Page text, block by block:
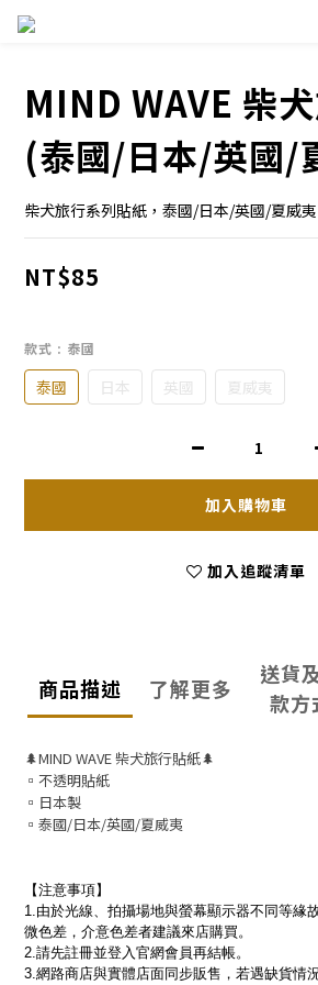
MIND WAVE 柴
(泰國/日本/英國/
柴犬旅行系列貼紙，泰國/日本/英國/夏威夷
NT$85
款式 : 泰國
泰國 日本 英國 夏威夷
加入購物車
加入追蹤清單
商品描述 了解更多
送貨
款方
🌲MIND WAVE 柴犬旅行貼紙🌲
▫️不透明貼紙
▫️日本製
▫️泰國/日本/英國/夏威夷
【注意事項】
1.由於光線、拍攝場地與螢幕顯示器不同等緣
微色差，介意色差者建議來店購買。
2.請先註冊並登入官網會員再結帳。
3.網路商店與實體店面同步販售，若遇缺貨情